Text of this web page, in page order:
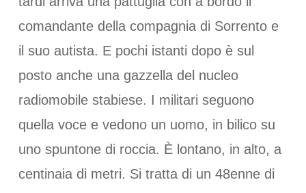
comandante della compagnia di Sorrento e
il suo autista. E pochi istanti dopo è sul
posto anche una gazzella del nucleo
radiomobile stabiese. I militari seguono
quella voce e vedono un uomo, in bilico su
uno spuntone di roccia. È lontano, in alto, a
centinaia di metri. Si tratta di un 48enne di